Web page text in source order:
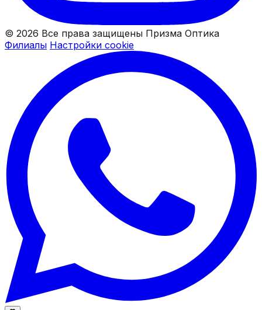
© 2026 Все права защищены Призма Оптика
Филиалы Настройки cookie